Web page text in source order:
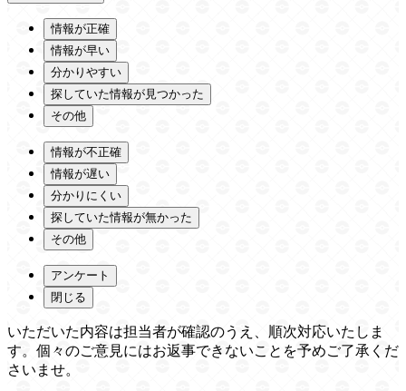
情報が正確
情報が早い
分かりやすい
探していた情報が見つかった
その他
情報が不正確
情報が遅い
分かりにくい
探していた情報が無かった
その他
アンケート
閉じる
いただいた内容は担当者が確認のうえ、順次対応いたしま
す。個々のご意見にはお返事できないことを予めご了承くだ
さいませ。